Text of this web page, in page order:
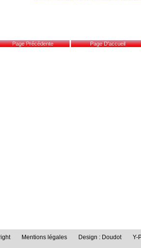
Mentions légales Design : Doudot Y-